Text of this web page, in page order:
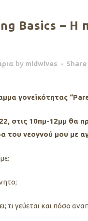
Basics – Η
by midwives Share
γονεϊκότητας
στις 10πμ-12μμ θα
του νεογνού μου με
τι γεύεται και πόσο